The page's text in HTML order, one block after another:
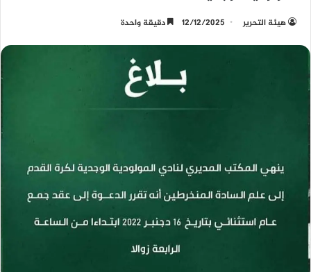
هيئة التحرير 12/12/2025 دقيقة واحدة